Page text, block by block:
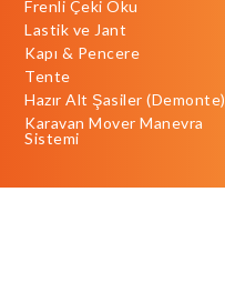
Frenli Çeki Oku
Lastik ve Jant
Kapı & Pencere
Tente
Hazır Alt Şasiler (Demonte)
Karavan Mover Manevra
Sistemi